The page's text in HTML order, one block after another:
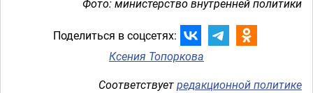
Фото: министерство внутренней политики
Поделиться в соцсетях:
Ксения Топоркова
Соответствуетредакционной политике